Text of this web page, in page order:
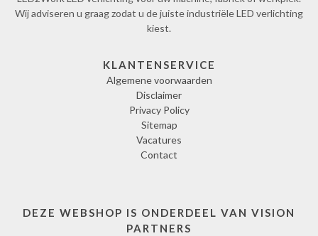
Wij adviseren u graag zodat u de juiste industriële LED verlichting
kiest.
KLANTENSERVICE
Algemene voorwaarden
Disclaimer
Privacy Policy
Sitemap
Vacatures
Contact
DEZE WEBSHOP IS ONDERDEEL VAN VISION
PARTNERS